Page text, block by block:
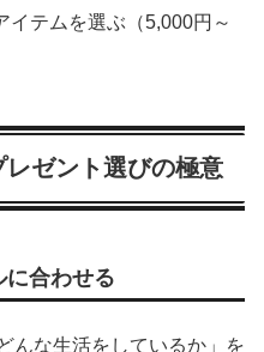
イテムを選ぶ（5,000円～
ゼント選びの極意
合わせる
んな生活をしているか」を